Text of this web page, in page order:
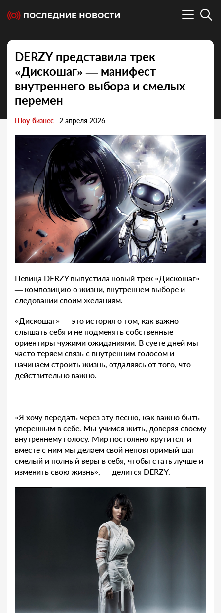
DERZY представила трек
«Дискошаг» — манифест
внутреннего выбора и смелых
перемен
Шоу-бизнес 2 апреля 2026
Певица DERZY выпустила новый трек «Дискошаг»
— композицию о жизни, внутреннем выборе и
следовании своим желаниям.
«Дискошаг» — это история о том, как важно
слышать себя и не подменять собственные
ориентиры чужими ожиданиями. В суете дней мы
часто теряем связь с внутренним голосом и
начинаем строить жизнь, отдаляясь от того, что
действительно важно.
«Я хочу передать через эту песню, как важно быть
уверенным в себе. Мы учимся жить, доверяя своему
внутреннему голосу. Мир постоянно крутится, и
вместе с ним мы делаем свой неповторимый шаг —
смелый и полный веры в себя, чтобы стать лучше и
изменить свою жизнь», — делится DERZY.